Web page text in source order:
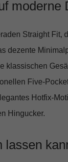
moderne
Straight Fit,
dezente
klassischen
Five-
Hotfix-
Hingucker.
lassen